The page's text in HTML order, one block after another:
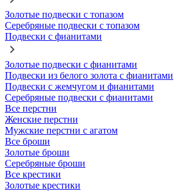
Золотые подвески с топазом
Серебряные подвески с топазом
Подвески с фианитами
Золотые подвески с фианитами
Подвески из белого золота с фианитами
Подвески с жемчугом и фианитами
Серебряные подвески с фианитами
Все перстни
Женские перстни
Мужские перстни с агатом
Все броши
Золотые броши
Серебряные броши
Все крестики
Золотые крестики